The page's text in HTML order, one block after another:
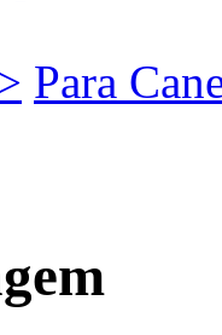
Para